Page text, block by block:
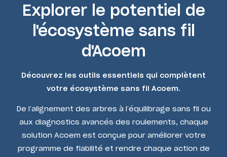
Explorer le potentiel de
l'écosystème sans fil
d'Acoem
Découvrez les outils essentiels qui complètent
votre écosystème sans fil Acoem.
De l’alignement des arbres à l’équilibrage sans fil ou
aux diagnostics avancés des roulements, chaque
solution Acoem est conçue pour améliorer votre
programme de fiabilité et rendre chaque action de